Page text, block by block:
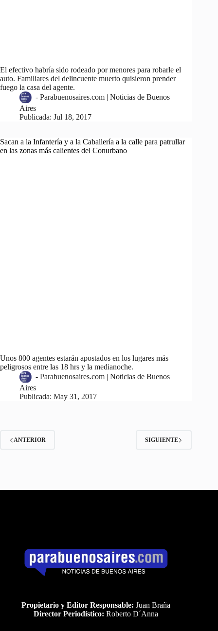
El efectivo habría sido rodeado por menores para robarle el
auto. Familiares del delincuente muerto quisieron prender
fuego la casa del agente.
- Parabuenosaires.com | Noticias de Buenos
Aires
Publicada: Jul 18, 2017
Sacan a la Infantería y a la Caballería a la calle para patrullar
en las zonas más calientes del Conurbano
Unos 800 agentes estarán apostados en los lugares más
peligrosos entre las 18 hrs y la medianoche.
- Parabuenosaires.com | Noticias de Buenos
Aires
Publicada: May 31, 2017
ANTERIOR SIGUIENTE
Propietario y Editor Responsable: Juan Braña
Director Periodístico: Roberto D´Anna